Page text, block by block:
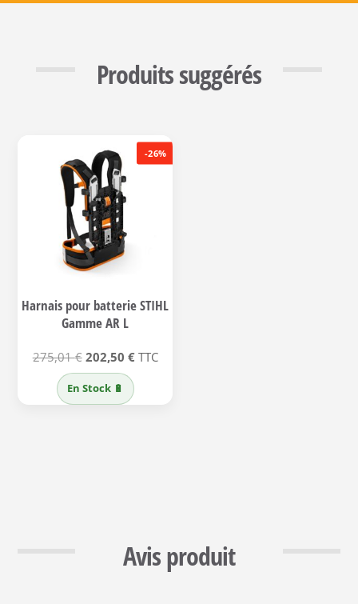
Produits suggérés
-26%
Harnais pour batterie STIHL
Gamme AR L
275,01€ Le
prix
202,50 €Le
actuel
TTC
En Stock 🔋
Avis produit